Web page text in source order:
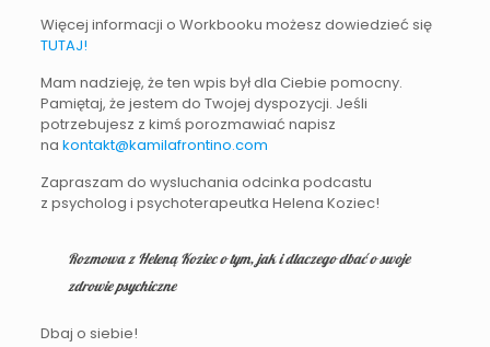
Więcej informacji o Workbooku możesz dowiedzieć się
TUTAJ!
Mam nadzieję, że ten wpis był dla Ciebie pomocny.
Pamiętaj, że jestem do Twojej dyspozycji. Jeśli
potrzebujesz z kimś porozmawiać napisz
na kontakt@kamilafrontino.com
Zapraszam do wysluchania odcinka podcastu
z psycholog i psychoterapeutka Helena Koziec!
Rozmowa z Heleną Koziec o tym, jak i dlaczego dbać o swoje
zdrowie psychiczne
Dbaj o siebie!